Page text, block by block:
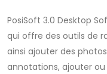
PosiSoft 3.0 Desktop
qui offre des outils de
ainsi ajouter des
annotations, ajouter